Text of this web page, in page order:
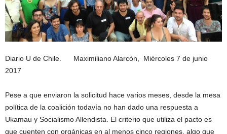
Diario U de Chile. Maximiliano Alarcón, Miércoles 7 de junio
2017
Pese a que enviaron la solicitud hace varios meses, desde la mesa
política de la coalición todavía no han dado una respuesta a
Ukamau y Socialismo Allendista. El criterio que utiliza el pacto es
que cuenten con orgánicas en al menos cinco regiones, algo que